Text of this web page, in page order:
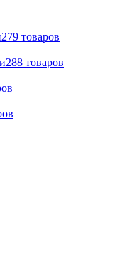
279 товаров
288 товаров